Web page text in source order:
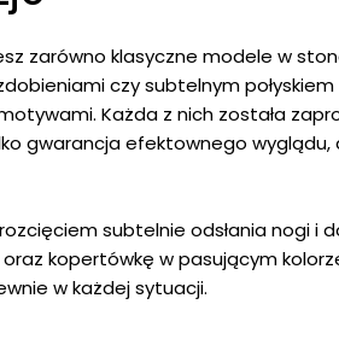
zarówno klasyczne modele w
czy subtelnym
Każda z nich została
gwarancja efektownego
subtelnie odsłania nogi i
kopertówkę w pasującym
w każdej sytuacji.